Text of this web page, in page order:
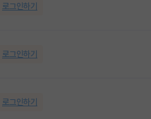
로그인하기
로그인하기
로그인하기